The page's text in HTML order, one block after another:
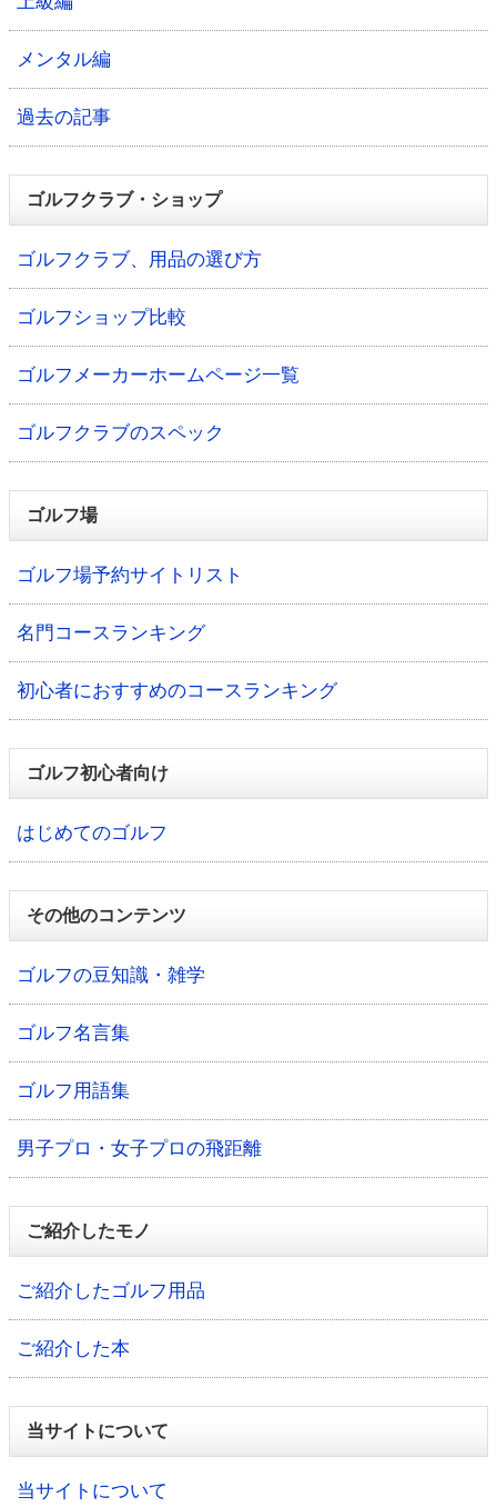
メンタル編
過去の記事
ゴルフクラブ・ショップ
ゴルフクラブ、用品の選び方
ゴルフショップ比較
ゴルフメーカーホームページ一覧
ゴルフクラブのスペック
ゴルフ場
ゴルフ場予約サイトリスト
名門コースランキング
初心者におすすめのコースランキング
ゴルフ初心者向け
はじめてのゴルフ
その他のコンテンツ
ゴルフの豆知識・雑学
ゴルフ名言集
ゴルフ用語集
男子プロ・女子プロの飛距離
ご紹介したモノ
ご紹介したゴルフ用品
ご紹介した本
当サイトについて
当サイトについて